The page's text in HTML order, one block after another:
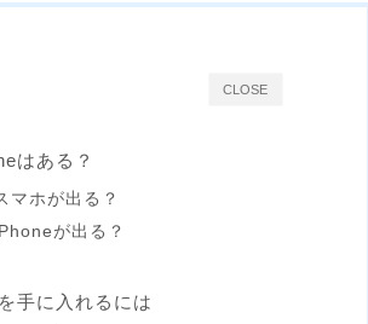
CLOSE
はある？
マホが出る？
が出る？
手に入れるには